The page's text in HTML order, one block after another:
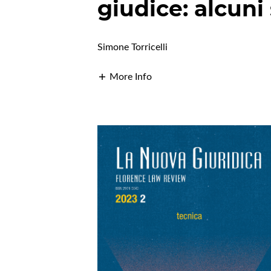
giudice:
Simone Torricelli
More Info